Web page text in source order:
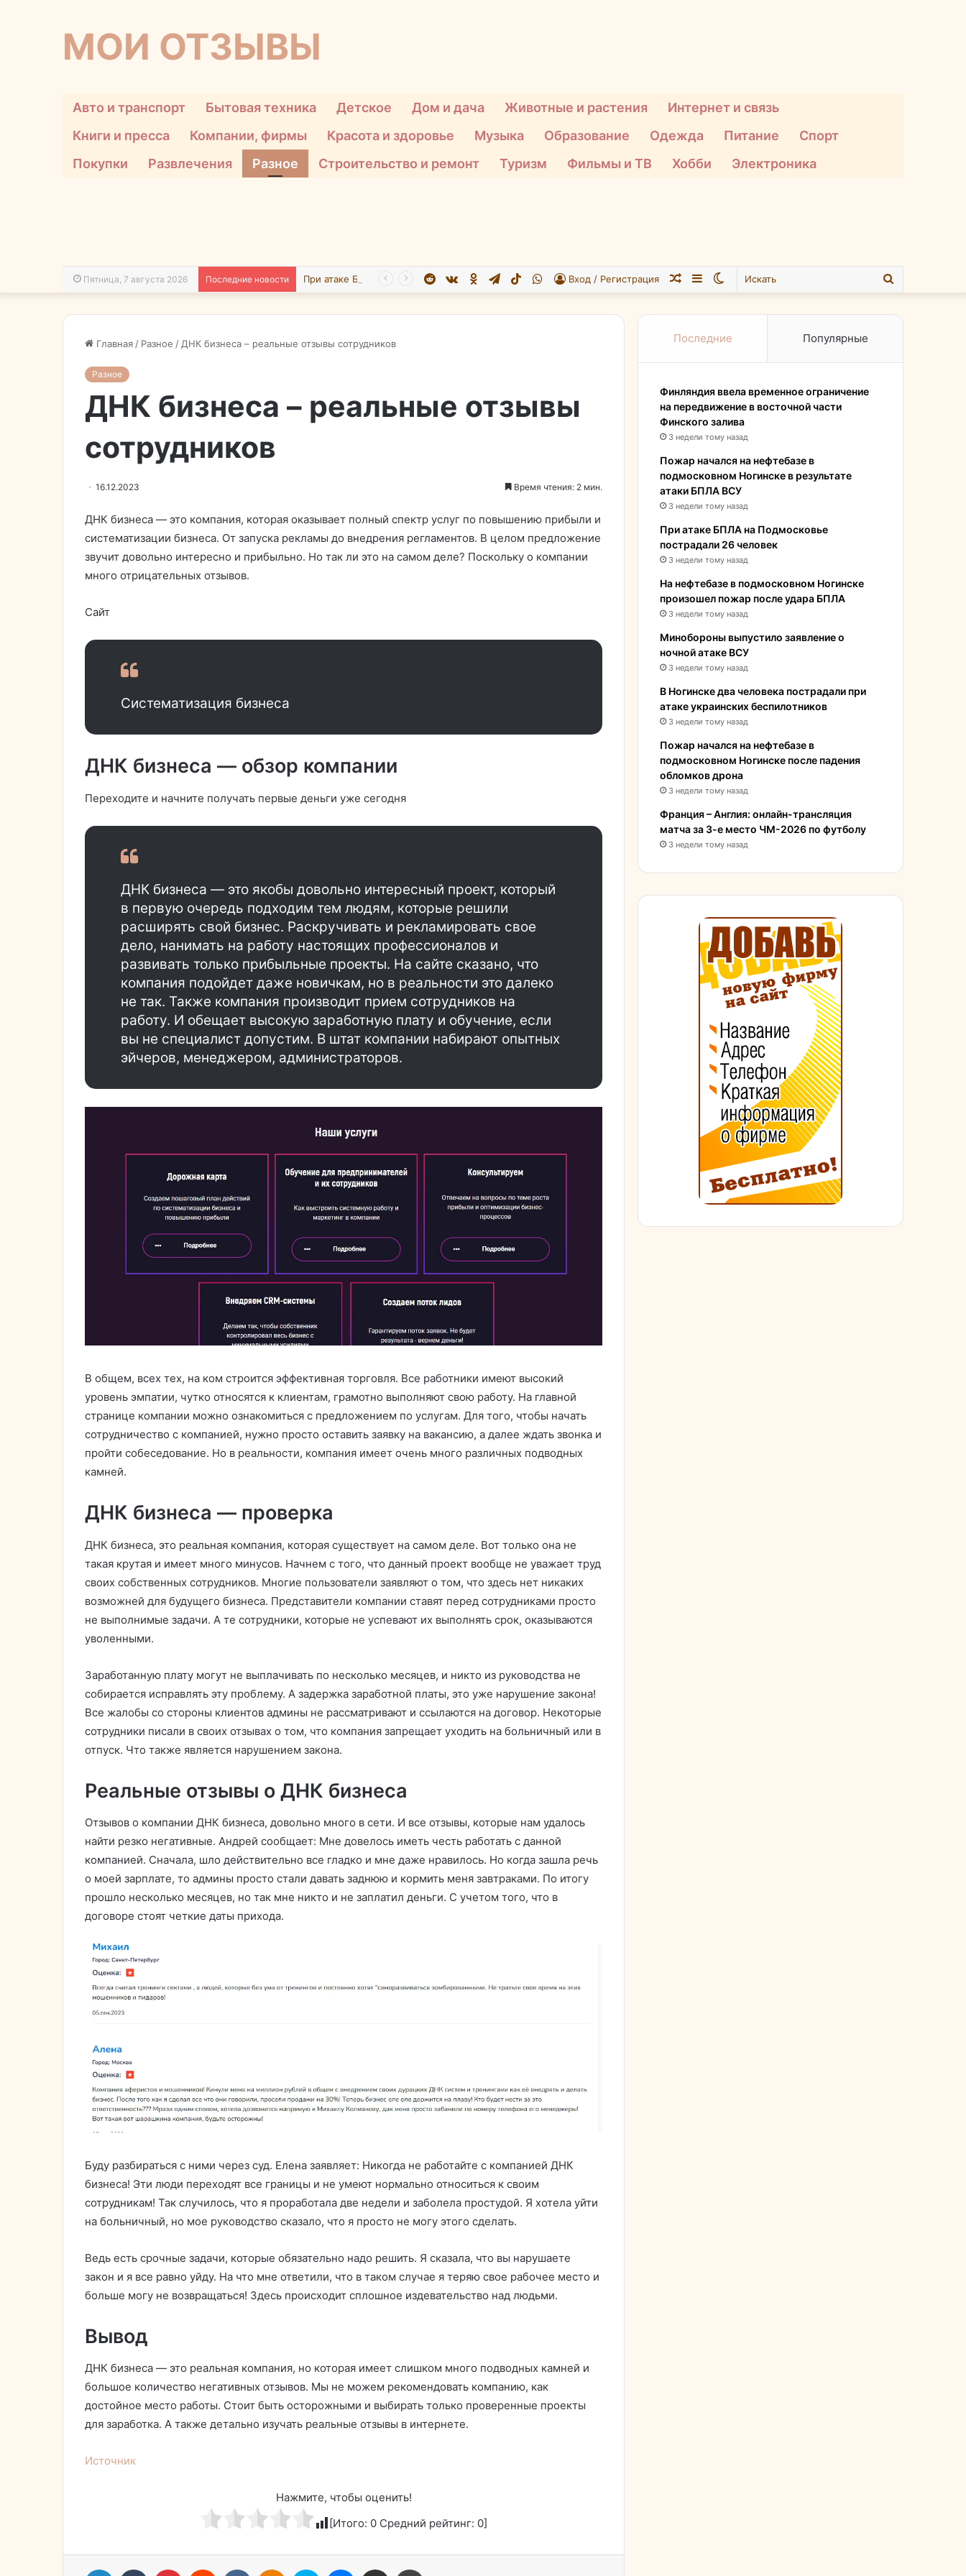
МОИ ОТЗЫВЫ
Авто и транспорт Бытовая техника Детское Дом и дача Животные и растения
Интернет и связь
Книги и пресса
Компании, фирмы Красота и здоровье Музыка Образование Одежда Питание
Спорт
Покупки
Развлечения Разное Строительство и ремонт Туризм Фильмы и ТВ Хобби Электроника
Пятница, 7 августа 2026 Последние новости Искать
Switch
Sidebar
Случайная
Вход / Регистрация
WhatsApp
TikTok
Telegram
Одноклассники
vk.com
Reddit
Главная / Разное / ДНК бизнеса – реальные отзывы сотрудников
Разное
ДНК бизнеса – реальные отзывы
сотрудников
16.12.2023 Время чтения: 2 мин.
ДНК бизнеса — это компания, которая оказывает полный спектр услуг по повышению прибыли и
систематизации бизнеса. От запуска рекламы до внедрения регламентов. В целом предложение
звучит довольно интересно и прибыльно. Но так ли это на самом деле? Поскольку о компании
много отрицательных отзывов.
Сайт
Систематизация бизнеса
ДНК бизнеса — обзор компании
Переходите и начните получать первые деньги уже сегодня
ДНК бизнеса — это якобы довольно интересный проект, который
в первую очередь подходим тем людям, которые решили
расширять свой бизнес. Раскручивать и рекламировать свое
дело, нанимать на работу настоящих профессионалов и
развивать только прибыльные проекты. На сайте сказано, что
компания подойдет даже новичкам, но в реальности это далеко
не так. Также компания производит прием сотрудников на
работу. И обещает высокую заработную плату и обучение, если
вы не специалист допустим. В штат компании набирают опытных
эйчеров, менеджером, администраторов.
В общем, всех тех, на ком строится эффективная торговля. Все работники имеют высокий
уровень эмпатии, чутко относятся к клиентам, грамотно выполняют свою работу. На главной
странице компании можно ознакомиться с предложением по услугам. Для того, чтобы начать
сотрудничество с компанией, нужно просто оставить заявку на вакансию, а далее ждать звонка и
пройти собеседование. Но в реальности, компания имеет очень много различных подводных
камней.
ДНК бизнеса — проверка
ДНК бизнеса, это реальная компания, которая существует на самом деле. Вот только она не
такая крутая и имеет много минусов. Начнем с того, что данный проект вообще не уважает труд
своих собственных сотрудников. Многие пользователи заявляют о том, что здесь нет никаких
возможней для будущего бизнеса. Представители компании ставят перед сотрудниками просто
не выполнимые задачи. А те сотрудники, которые не успевают их выполнять срок, оказываются
уволенными.
Заработанную плату могут не выплачивать по несколько месяцев, и никто из руководства не
собирается исправлять эту проблему. А задержка заработной платы, это уже нарушение закона!
Все жалобы со стороны клиентов админы не рассматривают и ссылаются на договор. Некоторые
сотрудники писали в своих отзывах о том, что компания запрещает уходить на больничный или в
отпуск. Что также является нарушением закона.
Реальные отзывы о ДНК бизнеса
Отзывов о компании ДНК бизнеса, довольно много в сети. И все отзывы, которые нам удалось
найти резко негативные. Андрей сообщает: Мне довелось иметь честь работать с данной
компанией. Сначала, шло действительно все гладко и мне даже нравилось. Но когда зашла речь
о моей зарплате, то админы просто стали давать заднюю и кормить меня завтраками. По итогу
прошло несколько месяцев, но так мне никто и не заплатил деньги. С учетом того, что в
договоре стоят четкие даты прихода.
Буду разбираться с ними через суд. Елена заявляет: Никогда не работайте с компанией ДНК
бизнеса! Эти люди переходят все границы и не умеют нормально относиться к своим
сотрудникам! Так случилось, что я проработала две недели и заболела простудой. Я хотела уйти
на больничный, но мое руководство сказало, что я просто не могу этого сделать.
Ведь есть срочные задачи, которые обязательно надо решить. Я сказала, что вы нарушаете
закон и я все равно уйду. На что мне ответили, что в таком случае я теряю свое рабочее место и
больше могу не возвращаться! Здесь происходит сплошное издевательство над людьми.
Вывод
ДНК бизнеса — это реальная компания, но которая имеет слишком много подводных камней и
большое количество негативных отзывов. Мы не можем рекомендовать компанию, как
достойное место работы. Стоит быть осторожными и выбирать только проверенные проекты
для заработка. А также детально изучать реальные отзывы в интернете.
Источник
Нажмите, чтобы оценить!
[Итого: 0 Средний рейтинг: 0]
LinkedIn Tumblr Pinterest Reddit ВконтактеОдноклассники
Skype MessengerПоделиться через электронную почту
Последние Популярные
Финляндия ввела временное ограничение
на передвижение в восточной части
Финского залива
3 недели тому назад
Пожар начался на нефтебазе в
подмосковном Ногинске в результате
атаки БПЛА ВСУ
3 недели тому назад
При атаке БПЛА на Подмосковье
пострадали 26 человек
3 недели тому назад
На нефтебазе в подмосковном Ногинске
произошел пожар после удара БПЛА
3 недели тому назад
Минобороны выпустило заявление о
ночной атаке ВСУ
3 недели тому назад
В Ногинске два человека пострадали при
атаке украинских беспилотников
3 недели тому назад
Пожар начался на нефтебазе в
подмосковном Ногинске после падения
обломков дрона
3 недели тому назад
Франция – Англия: онлайн-трансляция
матча за 3-е место ЧМ-2026 по футболу
3 недели тому назад